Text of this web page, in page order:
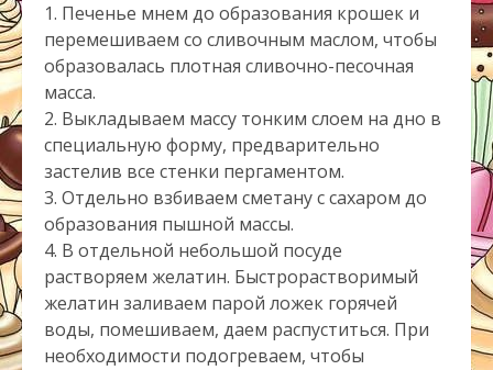
1. Печенье мнем до образования крошек и
перемешиваем со сливочным маслом, чтобы
образовалась плотная сливочно-песочная
масса.
2. Выкладываем массу тонким слоем на дно в
специальную форму, предварительно
застелив все стенки пергаментом.
3. Отдельно взбиваем сметану с сахаром до
образования пышной массы.
4. В отдельной небольшой посуде
растворяем желатин. Быстрорастворимый
желатин заливаем парой ложек горячей
воды, помешиваем, даем распуститься. При
необходимости подогреваем, чтобы